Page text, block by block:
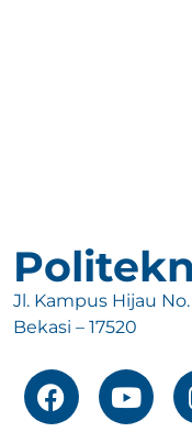
Jl. Kampus Hijau
Bekasi – 17520